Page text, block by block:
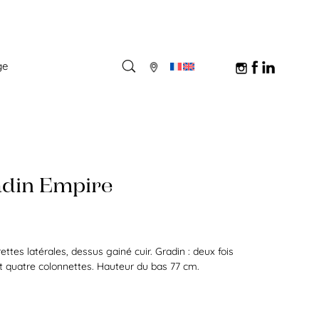
Empire
latérales, dessus gainé cuir. Gradin : deux fois
colonnettes. Hauteur du bas 77 cm.